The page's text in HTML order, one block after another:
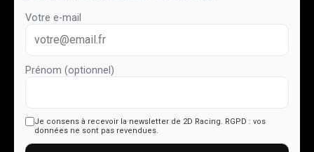
Votre e-mail
Prénom (optionnel)
Je consens à recevoir la newsletter de 2D Racing. RGPD : vos
données ne sont pas revendues.